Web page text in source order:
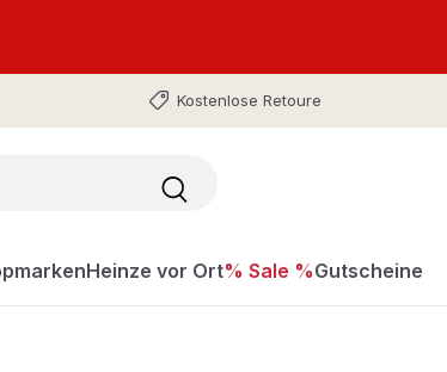
Kostenlose Retoure
Heinze vor Ort% Sale %Gutscheine